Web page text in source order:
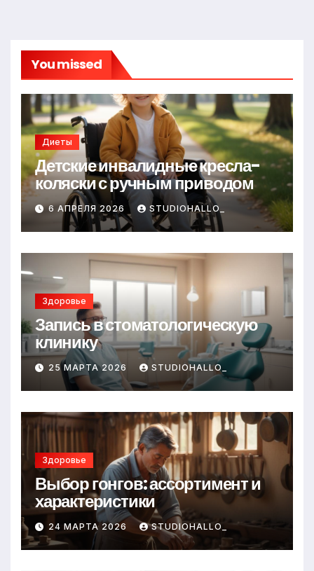
You missed
Диеты
Детские инвалидные кресла-
коляски с ручным приводом
6 АПРЕЛЯ 2026 STUDIOHALLO_
Здоровье
Запись в стоматологическую
клинику
25 МАРТА 2026 STUDIOHALLO_
Здоровье
Выбор гонгов: ассортимент и
характеристики
24 МАРТА 2026 STUDIOHALLO_